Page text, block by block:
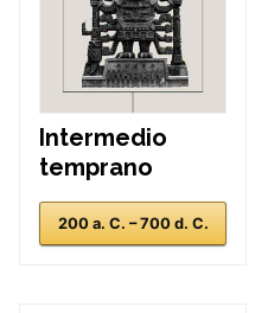
Intermedio
temprano
200 a. C. – 700 d. C.